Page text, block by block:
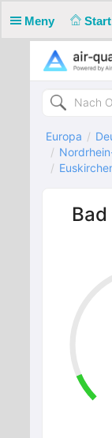
Meny Start